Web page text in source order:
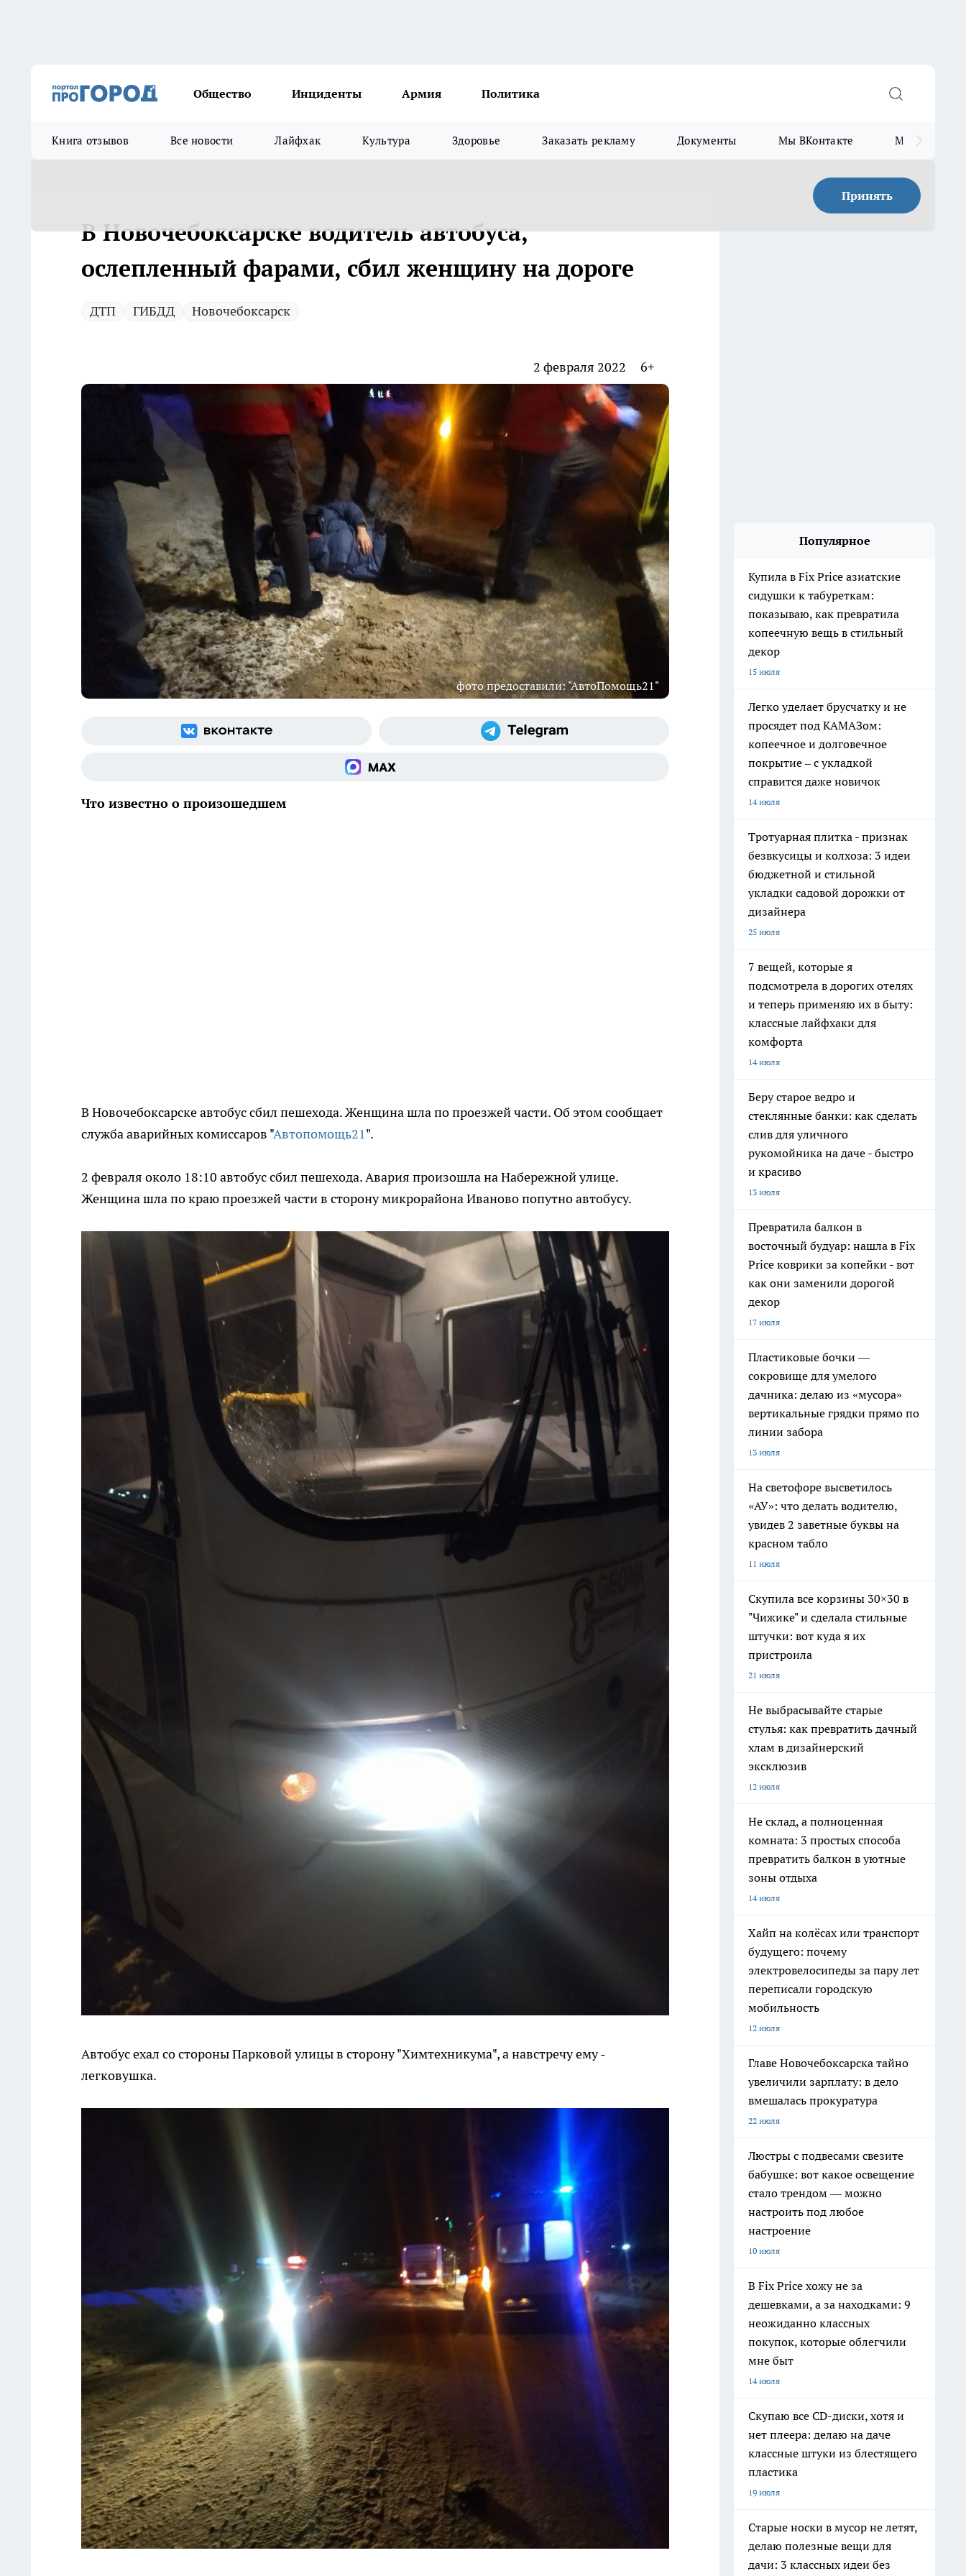
Общество Инциденты Армия Политика
Книга отзывов Все новости Лайфхак Культура Здоровье Заказать рекламу Документы Мы ВКонтакте Мы в
Принять
В Новочебоксарске водитель автобуса,
ослепленный фарами, сбил женщину на дороге
ДТП ГИБДД Новочебоксарск
2 февраля 2022 6+
фото предоставили: "АвтоПомощь21"
Что известно о произошедшем
В Новочебоксарске автобус сбил пешехода. Женщина шла по проезжей части. Об этом сообщает
служба аварийных комиссаров "Автопомощь21".
2 февраля около 18:10 автобус сбил пешехода. Авария произошла на Набережной улице.
Женщина шла по краю проезжей части в сторону микрорайона Иваново попутно автобусу.
Автобус ехал со стороны Парковой улицы в сторону "Химтехникума", а навстречу ему -
легковушка.
Популярное
Купила в Fix Price азиатские
сидушки к табуреткам:
показываю, как превратила
копеечную вещь в стильный
декор
15 июля
Легко уделает брусчатку и не
просядет под КАМАЗом:
копеечное и долговечное
покрытие – с укладкой
справится даже новичок
14 июля
Тротуарная плитка - признак
безвкусицы и колхоза: 3 идеи
бюджетной и стильной
укладки садовой дорожки от
дизайнера
25 июля
7 вещей, которые я
подсмотрела в дорогих отелях
и теперь применяю их в быту:
классные лайфхаки для
комфорта
14 июля
Беру старое ведро и
стеклянные банки: как сделать
слив для уличного
рукомойника на даче - быстро
и красиво
13 июля
Превратила балкон в
восточный будуар: нашла в Fix
Price коврики за копейки - вот
как они заменили дорогой
декор
17 июля
Пластиковые бочки —
сокровище для умелого
дачника: делаю из «мусора»
вертикальные грядки прямо по
линии забора
13 июля
На светофоре высветилось
«АУ»: что делать водителю,
увидев 2 заветные буквы на
красном табло
11 июля
Скупила все корзины 30×30 в
"Чижике" и сделала стильные
штучки: вот куда я их
пристроила
21 июля
Не выбрасывайте старые
стулья: как превратить дачный
хлам в дизайнерский
эксклюзив
12 июля
Не склад, а полноценная
комната: 3 простых способа
превратить балкон в уютные
зоны отдыха
14 июля
Хайп на колёсах или транспорт
будущего: почему
электровелосипеды за пару лет
переписали городскую
мобильность
12 июля
Главе Новочебоксарска тайно
увеличили зарплату: в дело
вмешалась прокуратура
22 июля
Люстры с подвесами свезите
бабушке: вот какое освещение
стало трендом — можно
настроить под любое
настроение
10 июля
В Fix Price хожу не за
дешевками, а за находками: 9
неожиданно классных
покупок, которые облегчили
мне быт
14 июля
Скупаю все CD-диски, хотя и
нет плеера: делаю на даче
классные штуки из блестящего
пластика
19 июля
Старые носки в мусор не летят,
делаю полезные вещи для
дачи: 3 классных идеи без